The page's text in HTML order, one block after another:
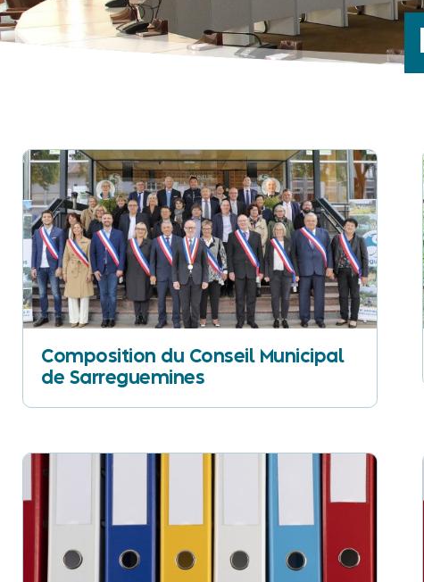
Composition du Conseil Municipal
de Sarreguemines